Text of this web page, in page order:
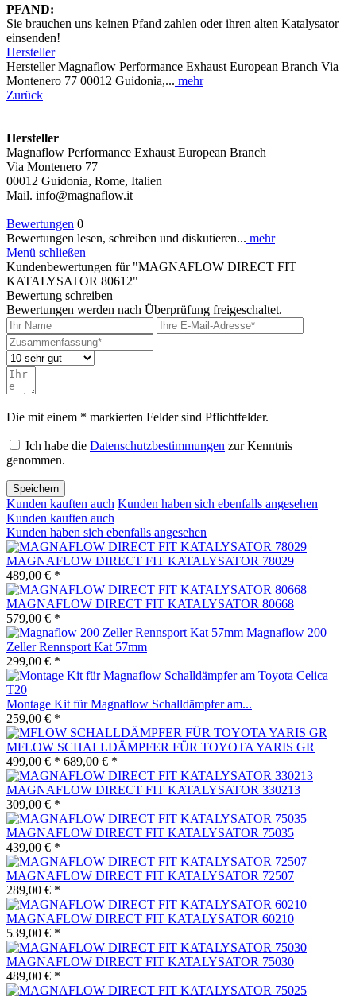
PFAND:
Sie brauchen uns keinen Pfand zahlen oder ihren alten Katalysator
einsenden!
Hersteller
Hersteller Magnaflow Performance Exhaust European Branch Via
Montenero 77 00012 Guidonia,... mehr
Zurück
Hersteller
Magnaflow Performance Exhaust European Branch
Via Montenero 77
00012 Guidonia, Rome, Italien
Mail. info@magnaflow.it
Bewertungen 0
Bewertungen lesen, schreiben und diskutieren... mehr
Menü schließen
Kundenbewertungen für "MAGNAFLOW DIRECT FIT
KATALYSATOR 80612"
Bewertung schreiben
Bewertungen werden nach Überprüfung freigeschaltet.
Die mit einem * markierten Felder sind Pflichtfelder.
Ich habe die Datenschutzbestimmungen zur Kenntnis
genommen.
Speichern
Kunden kauften auch Kunden haben sich ebenfalls angesehen
Kunden kauften auch
Kunden haben sich ebenfalls angesehen
MAGNAFLOW DIRECT FIT KATALYSATOR 78029
489,00 € *
MAGNAFLOW DIRECT FIT KATALYSATOR 80668
579,00 € *
Magnaflow 200
Zeller Rennsport Kat 57mm
299,00 € *
Montage Kit für Magnaflow Schalldämpfer am...
259,00 € *
MFLOW SCHALLDÄMPFER FÜR TOYOTA YARIS GR
499,00 € * 689,00 € *
MAGNAFLOW DIRECT FIT KATALYSATOR 330213
309,00 € *
MAGNAFLOW DIRECT FIT KATALYSATOR 75035
439,00 € *
MAGNAFLOW DIRECT FIT KATALYSATOR 72507
289,00 € *
MAGNAFLOW DIRECT FIT KATALYSATOR 60210
539,00 € *
MAGNAFLOW DIRECT FIT KATALYSATOR 75030
489,00 € *